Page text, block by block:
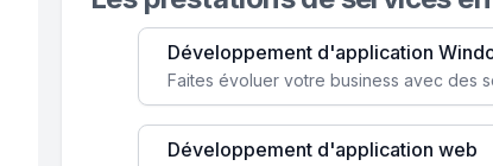
Développement d'application
Développement d'application web